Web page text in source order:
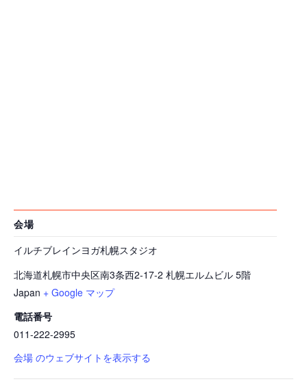
会場
イルチブレインヨガ札幌スタジオ
北海道札幌市中央区南3条西2-17-2 札幌エルムビル 5階
Japan + Google マップ
電話番号
011-222-2995
会場 のウェブサイトを表示する